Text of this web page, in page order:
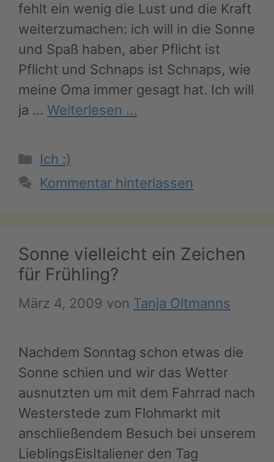
fehlt ein wenig die Lust und die Kraft
weiterzumachen: ich will in die Sonne
und Spaß haben, aber Pflicht ist
Pflicht und Schnaps ist Schnaps, wie
meine Oma immer gesagt hat. Ich will
ja … Weiterlesen …
Kategorien
Ich :)
Kommentar hinterlassen
Sonne vielleicht ein Zeichen
für Frühling?
März 4, 2009 von Tanja Oltmanns
Nachdem Sonntag schon etwas die
Sonne schien und wir das Wetter
ausnutzten um mit dem Fahrrad nach
Westerstede zum Flohmarkt mit
anschließendem Besuch bei unserem
LieblingsEisItaliener den Tag